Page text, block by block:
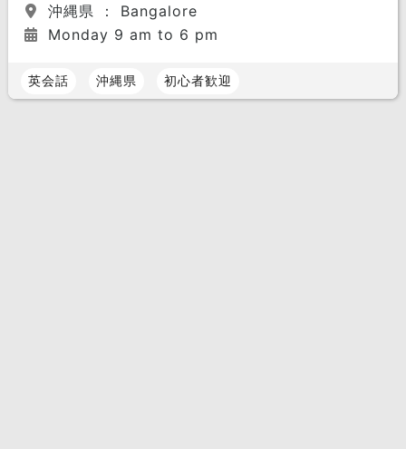
沖縄県 ： Bangalore
Monday 9 am to 6 pm
英会話 沖縄県 初心者歓迎